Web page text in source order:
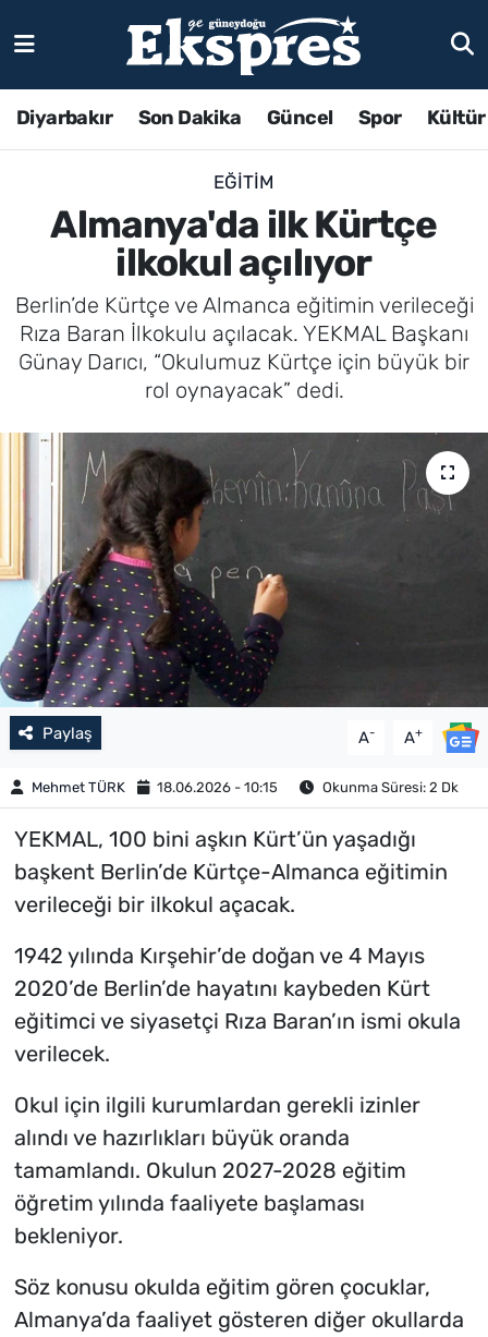
Diyarbakır Son Dakika Güncel Spor
EĞITIM
Almanya'da ilk Kürtçe
ilkokul açılıyor
Berlin’de Kürtçe ve Almanca eğitimin verileceği
Rıza Baran İlkokulu açılacak. YEKMAL Başkanı
Günay Darıcı, “Okulumuz Kürtçe için büyük bir
rol oynayacak” dedi.
Paylaş A- A+
Mehmet TÜRK 18.06.2026 - 10:15 Okunma Süresi: 2 Dk
YEKMAL, 100 bini aşkın Kürt’ün yaşadığı
başkent Berlin’de Kürtçe-Almanca eğitimin
verileceği bir ilkokul açacak.
1942 yılında Kırşehir’de doğan ve 4 Mayıs
2020’de Berlin’de hayatını kaybeden Kürt
eğitimci ve siyasetçi Rıza Baran’ın ismi okula
verilecek.
Okul için ilgili kurumlardan gerekli izinler
alındı ve hazırlıkları büyük oranda
tamamlandı. Okulun 2027-2028 eğitim
öğretim yılında faaliyete başlaması
bekleniyor.
Söz konusu okulda eğitim gören çocuklar,
Almanya’da faaliyet gösteren diğer okullarda